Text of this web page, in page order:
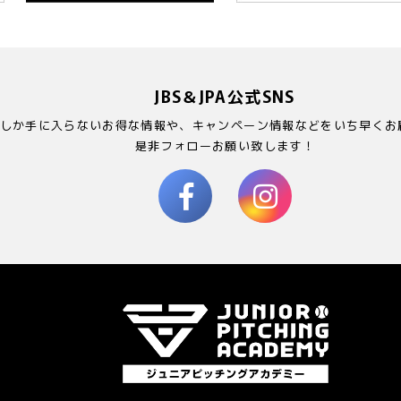
JBS＆JPA公式SNS
か手に入らないお得な情報や、キャンペーン情報などをいち早くお
是非フォローお願い致します！